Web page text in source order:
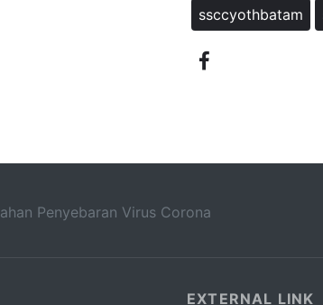
ssccyothbatam
Penyebaran Virus Corona
EXTERNAL LINK